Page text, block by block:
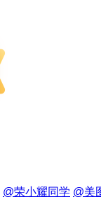
@荣小耀同学 @美